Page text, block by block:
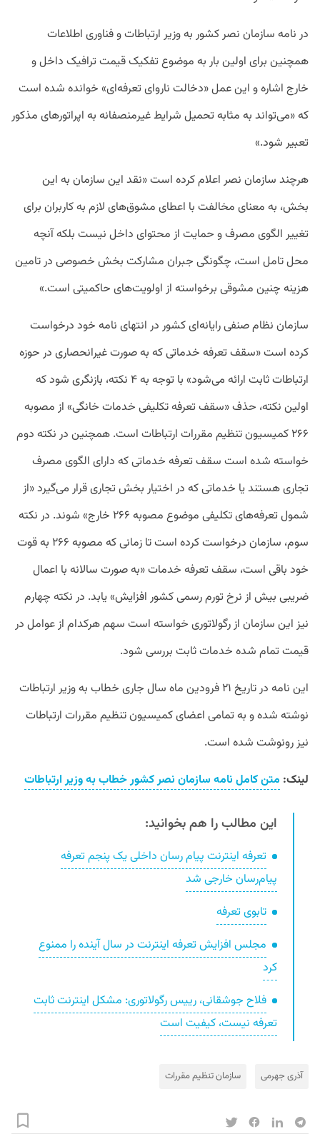
در نامه سازمان نصر کشور به وزیر ارتباطات و فناوری اطلاعات
همچنین برای اولین بار به موضوع تفکیک قیمت ترافیک داخل و
خارج اشاره و این عمل «دخالت ناروای تعرفه‏‌ای» خوانده شده است
که «می‏‌تواند به مثابه تحمیل شرایط غیرمنصفانه به اپراتورهای مذکور
تعبیر شود.»
هرچند سازمان نصر اعلام کرده است «نقد این سازمان به این
بخش، به معنای مخالفت با اعطای مشوق‏‌های لازم به کاربران برای
تغییر الگوی مصرف و حمایت از محتوای داخل نیست بلکه آنچه
محل تامل است، چگونگی جبران مشارکت بخش خصوصی در تامین
هزینه چنین مشوقی برخواسته از اولویت‏‌های حاکمیتی است.»
سازمان نظام صنفی رایانه‌ای کشور در انتهای نامه خود درخواست
کرده است «سقف تعرفه خدماتی که به صورت غیرانحصاری در حوزه
ارتباطات ثابت ارائه می‏‌شود» با توجه به ۴ نکته، بازنگری شود که
اولین نکته، حذف «سقف تعرفه تکلیفی خدمات خانگی» از مصوبه
۲۶۶ کمیسیون تنظیم مقررات ارتباطات است. همچنین در نکته دوم
خواسته شده است سقف تعرفه خدماتی که دارای الگوی مصرف
تجاری هستند یا خدماتی که در اختیار بخش تجاری قرار می‏‌گیرد «از
شمول تعرفه‏‌های تکلیفی موضوع مصوبه ۲۶۶ خارج» شوند. در نکته
سوم، سازمان درخواست کرده است تا زمانی که مصوبه ۲۶۶ به قوت
خود باقی است، سقف تعرفه خدمات «به صورت سالانه با اعمال
ضریبی بیش از نرخ تورم رسمی کشور افزایش» یابد. در نکته چهارم
نیز این سازمان از رگولاتوری خواسته است سهم هرکدام از عوامل در
قیمت تمام شده خدمات ثابت بررسی شود.
این نامه در تاریخ ۲۱ فرودین ماه سال جاری خطاب به وزیر ارتباطات
نوشته شده و به تمامی اعضای کمیسیون تنظیم مقررات ارتباطات
نیز رونوشت شده است.
لینک: متن کامل نامه سازمان نصر کشور خطاب به وزیر ارتباطات
این مطالب را هم بخوانید:
تعرفه اینترنت پیام رسان داخلی یک پنجم تعرفه
پیام‌رسان خارجی شد
تابوی تعرفه
مجلس افزایش تعرفه اینترنت در سال آینده را ممنوع
کرد
فلاح جوشقانی، رییس رگولاتوری: مشکل اینترنت ثابت
تعرفه نیست، کیفیت است
آذری جهرمی سازمان تنظیم مقررات